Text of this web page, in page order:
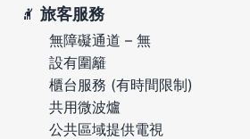
旅客服務
無障礙通道 – 無
設有圍籬
櫃台服務 (有時間限制)
共用微波爐
公共區域提供電視